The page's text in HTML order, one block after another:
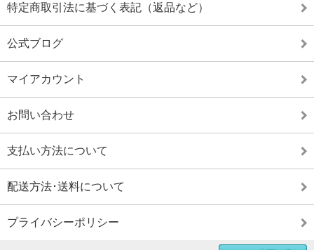
特定商取引法に基づく表記（返品など）
公式ブログ
マイアカウント
お問い合わせ
支払い方法について
配送方法･送料について
プライバシーポリシー